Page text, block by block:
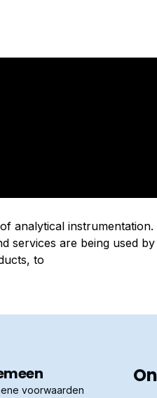
analytical instrumentation.
services are being used by
to
voorwaarden